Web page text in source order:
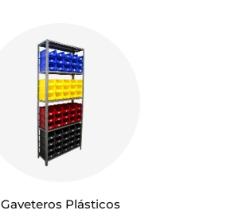
Gaveteros Plásticos